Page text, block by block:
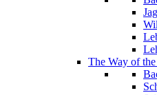
The Way of